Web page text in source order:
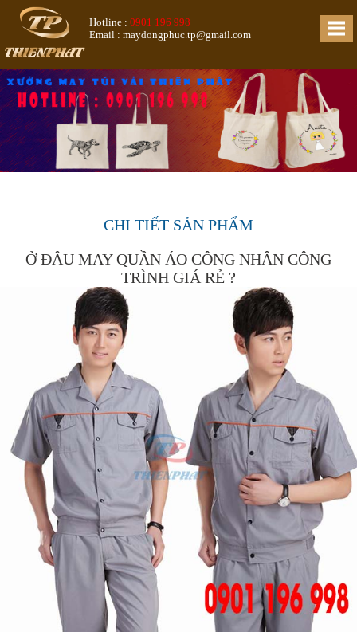
Hotline : 0901 196 998
Email : maydongphuc.tp@gmail.com
CHI TIẾT SẢN PHẨM
Ở ĐÂU MAY QUẦN ÁO CÔNG NHÂN CÔNG
TRÌNH GIÁ RẺ ?